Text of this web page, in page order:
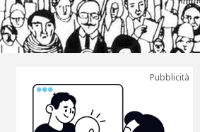
Pubblicità